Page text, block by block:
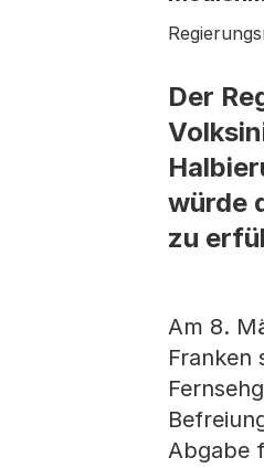
Der
würde
zu
Am 8.
Franken
Abgabe